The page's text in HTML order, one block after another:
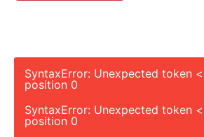
SyntaxError: Unexpected token
position 0
SyntaxError: Unexpected token
position 0